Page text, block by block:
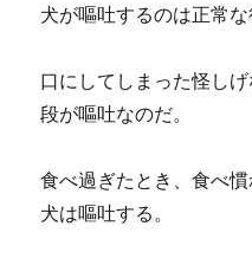
犬が嘔吐するのは正常な
口にしてしまった怪し
段が嘔吐なのだ。
食べ過ぎたとき、食べ慣
犬は嘔吐する。